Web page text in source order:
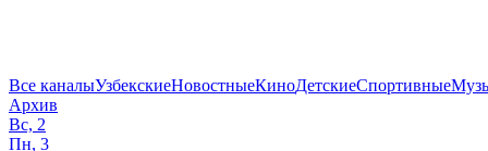
Все каналыУзбекскиеНовостныеКиноДетскиеСпортивные
Архив
Вс, 2
Пн, 3